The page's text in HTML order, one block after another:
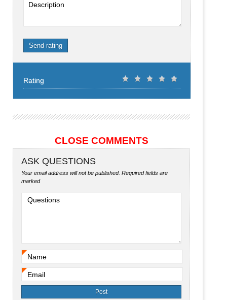
Description
Send rating
Rating
CLOSE COMMENTS
ASK QUESTIONS
Your email address will not be published. Required fields are
marked
Questions
Name
Email